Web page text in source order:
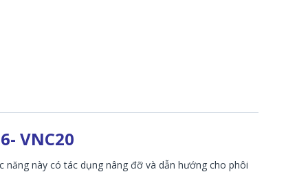
VNC20
năng này có tác dụng nâng đỡ và dẫn hướng cho phôi